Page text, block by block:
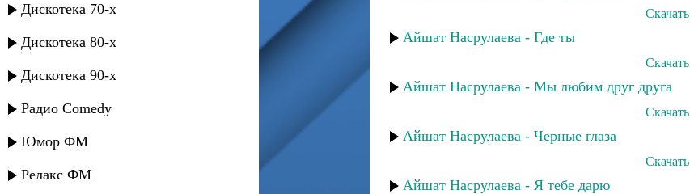
Дискотека 70-х
Дискотека 80-х
Дискотека 90-х
Радио Comedy
Юмор ФМ
Релакс ФМ
Скачать
Айшат Насрулаева - Где ты
Скачать
Айшат Насрулаева - Мы любим друг друга
Скачать
Айшат Насрулаева - Черные глаза
Скачать
Айшат Насрулаева - Я тебе дарю